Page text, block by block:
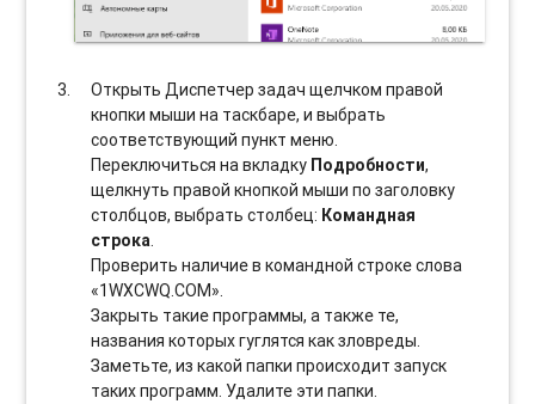
Открыть Диспетчер задач щелчком правой
кнопки мыши на таскбаре, и выбрать
соотвeтствующий пункт меню.
Переключиться на вкладку Подробности,
щелкнуть правой кнопкой мыши по заголовку
столбцов, выбрать столбец: Командная
строка.
Проверить наличие в командной строке слова
«1WXCWQ.COM».
Закрыть такие программы, а также те,
названия которых гуглятся как зловреды.
Заметьте, из какой папки происходит запуск
таких программ. Удалите эти папки.